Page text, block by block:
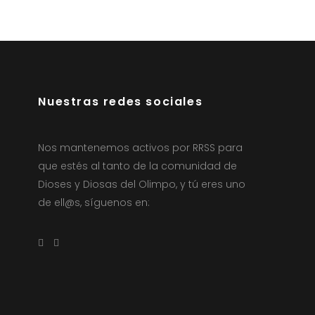
Nuestras redes sociales
Nos mantenemos activos por RRSS para
que estés al tanto de la comunidad de
Dioses y Diosas del Olimpo, y tú eres uno
de ell@s, síguenos en: